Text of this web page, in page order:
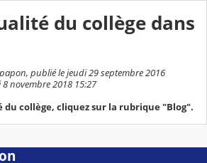
du collège dans
publié le jeudi 29 septembre 2016
novembre 2018 15:27
collège, cliquez sur la rubrique "Blog".